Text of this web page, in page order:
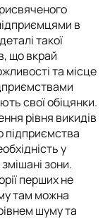
в
такої
що вкрай
та місце
свої обіцянки.
рівня викидів
підприємства
у
зони.
перших не
там можна
шуму та